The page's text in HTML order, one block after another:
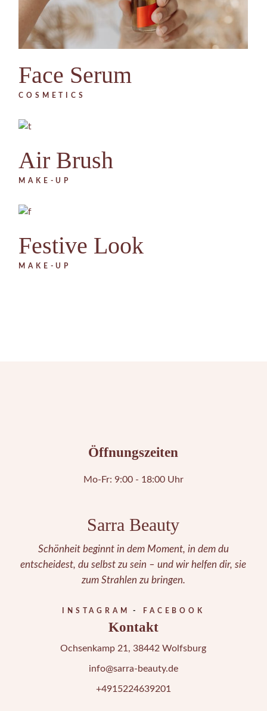
Face Serum
COSMETICS
Air Brush
MAKE-UP
Festive Look
MAKE-UP
Öffnungszeiten
Mo-Fr: 9:00 - 18:00 Uhr
Sarra Beauty
Schönheit beginnt in dem Moment, in dem du
entscheidest, du selbst zu sein – und wir helfen dir, sie
zum Strahlen zu bringen.
INSTAGRAM FACEBOOK
Kontakt
Ochsenkamp 21, 38442 Wolfsburg
info@sarra-beauty.de
+4915224639201